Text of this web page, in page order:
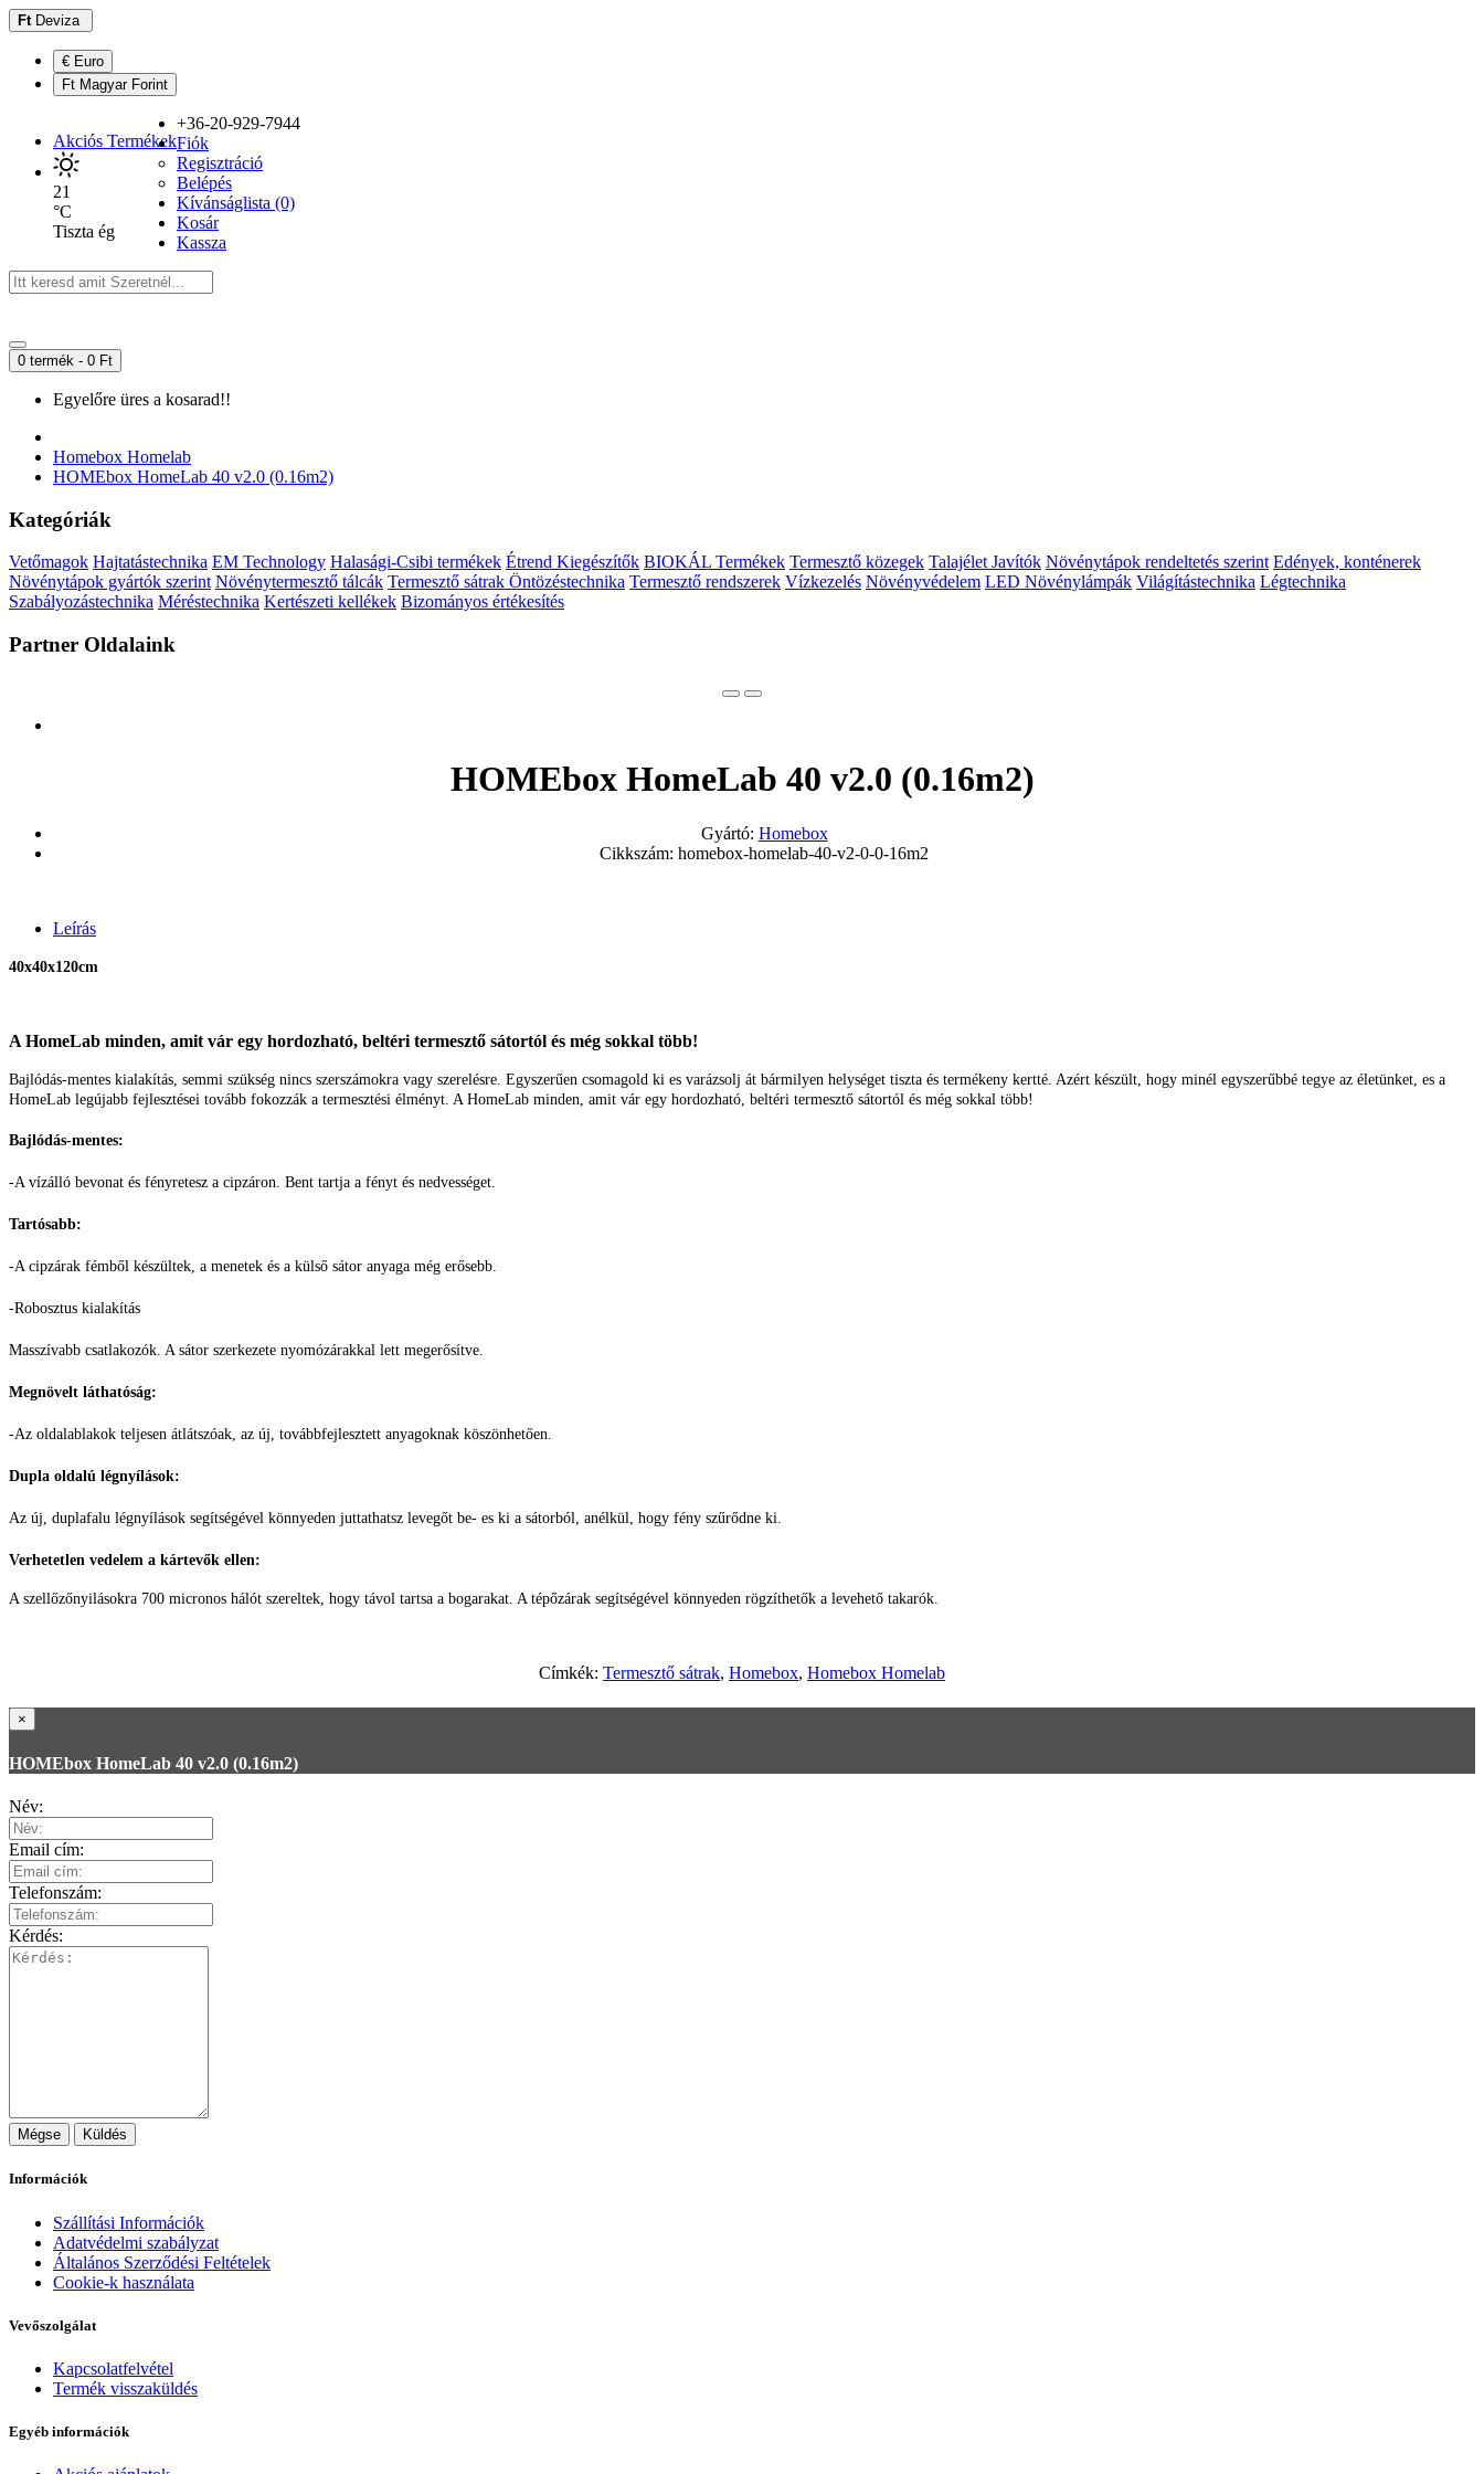
Ft Deviza
€ Euro
Ft Magyar Forint
Akciós Termékek
21
°C
Tiszta ég
+36-20-929-7944
Fiók
Regisztráció
Belépés
Kívánságlista (0)
Kosár
Kassza
0 termék - 0 Ft
Egyelőre üres a kosarad!!
Homebox Homelab
HOMEbox HomeLab 40 v2.0 (0.16m2)
Kategóriák
Vetőmagok Hajtatástechnika EM Technology Halasági-Csibi termékek Étrend Kiegészítők BIOKÁL Termékek Termesztő közegek Talajélet Javítók Növénytápok rendeltetés szerint Edények, konténerek
Növénytápok gyártók szerint Növénytermesztő tálcák Termesztő sátrak Öntözéstechnika Termesztő rendszerek Vízkezelés Növényvédelem LED Növénylámpák Világítástechnika Légtechnika
Szabályozástechnika Méréstechnika Kertészeti kellékek Bizományos értékesítés
Partner Oldalaink
HOMEbox HomeLab 40 v2.0 (0.16m2)
Gyártó: Homebox
Cikkszám: homebox-homelab-40-v2-0-0-16m2
Leírás
40x40x120cm
A HomeLab minden, amit vár egy hordozható, beltéri termesztő sátortól és még sokkal több!
Bajlódás-mentes kialakítás, semmi szükség nincs szerszámokra vagy szerelésre. Egyszerűen csomagold ki es varázsolj át bármilyen helységet tiszta és termékeny kertté. Azért készült, hogy minél egyszerűbbé tegye az életünket, es a
HomeLab legújabb fejlesztései tovább fokozzák a termesztési élményt. A HomeLab minden, amit vár egy hordozható, beltéri termesztő sátortól és még sokkal több!
Bajlódás-mentes:
-A vízálló bevonat és fényretesz a cipzáron. Bent tartja a fényt és nedvességet.
Tartósabb:
-A cipzárak fémből készültek, a menetek és a külső sátor anyaga még erősebb.
-Robosztus kialakítás
Masszívabb csatlakozók. A sátor szerkezete nyomózárakkal lett megerősítve.
Megnövelt láthatóság:
-Az oldalablakok teljesen átlátszóak, az új, továbbfejlesztett anyagoknak köszönhetően.
Dupla oldalú légnyílások:
Az új, duplafalu légnyílások segítségével könnyeden juttathatsz levegőt be- es ki a sátorból, anélkül, hogy fény szűrődne ki.
Verhetetlen vedelem a kártevők ellen:
A szellőzőnyilásokra 700 micronos hálót szereltek, hogy távol tartsa a bogarakat. A tépőzárak segítségével könnyeden rögzíthetők a levehető takarók.
Címkék: Termesztő sátrak, Homebox, Homebox Homelab
×
HOMEbox HomeLab 40 v2.0 (0.16m2)
Név:
Email cím:
Telefonszám:
Kérdés:
Mégse Küldés
Információk
Szállítási Információk
Adatvédelmi szabályzat
Általános Szerződési Feltételek
Cookie-k használata
Vevőszolgálat
Kapcsolatfelvétel
Termék visszaküldés
Egyéb információk